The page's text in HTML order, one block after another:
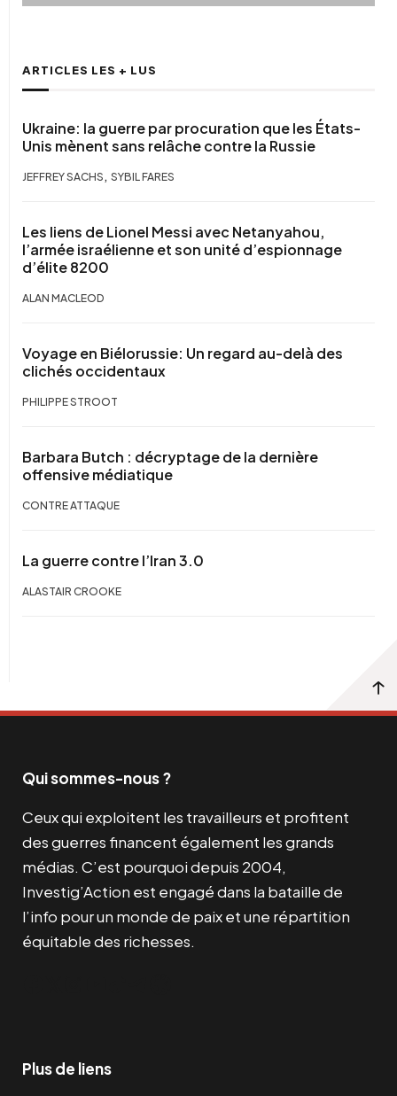
ARTICLES LES + LUS
Ukraine: la guerre par procuration que les États-
Unis mènent sans relâche contre la Russie
JEFFREY SACHS , SYBIL FARES
Les liens de Lionel Messi avec Netanyahou,
l’armée israélienne et son unité d’espionnage
d’élite 8200
ALAN MACLEOD
Voyage en Biélorussie: Un regard au-delà des
clichés occidentaux
PHILIPPE STROOT
Barbara Butch : décryptage de la dernière
offensive médiatique
CONTRE ATTAQUE
La guerre contre l’Iran 3.0
ALASTAIR CROOKE
Qui sommes-nous ?
Ceux qui exploitent les travailleurs et profitent
des guerres financent également les grands
médias. C’est pourquoi depuis 2004,
Investig’Action est engagé dans la bataille de
l’info pour un monde de paix et une répartition
équitable des richesses.
Plus de liens